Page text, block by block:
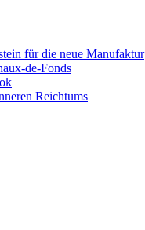
für die neue Manufaktur
de-Fonds
Reichtums